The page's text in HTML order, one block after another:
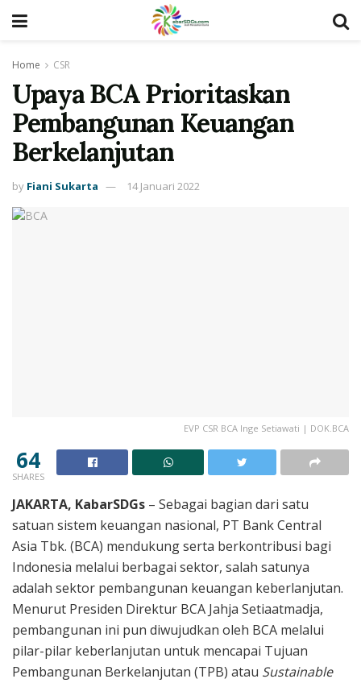
Home CSR
Upaya BCA Prioritaskan
Pembangunan Keuangan
Berkelanjutan
by Fiani Sukarta 14 Januari 2022
EVP CSR BCA Inge Setiawati | DOK.BCA
64
SHARES
JAKARTA, KabarSDGs – Sebagai bagian dari satu
satuan sistem keuangan nasional, PT Bank Central
Asia Tbk. (BCA) mendukung serta berkontribusi bagi
Indonesia melalui berbagai sektor, salah satunya
adalah sektor pembangunan keuangan keberlanjutan.
Menurut Presiden Direktur BCA Jahja Setiaatmadja,
pembangunan ini pun diwujudkan oleh BCA melalui
pilar-pilar keberlanjutan untuk mencapai Tujuan
Pembangunan Berkelanjutan (TPB) atau Sustainable